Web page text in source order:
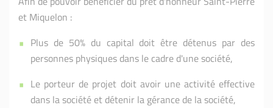
et Miquelon :
Plus de 50% du capital doit être détenus par des
personnes physiques dans le cadre d'une société,
Le porteur de projet doit avoir une activité effective
dans la société et détenir la gérance de la société,